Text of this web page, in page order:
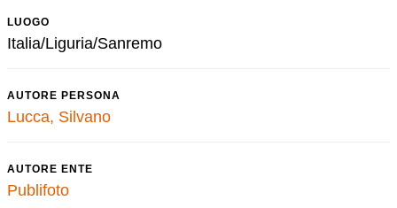
LUOGO
Italia/Liguria/Sanremo
AUTORE PERSONA
Lucca, Silvano
AUTORE ENTE
Publifoto